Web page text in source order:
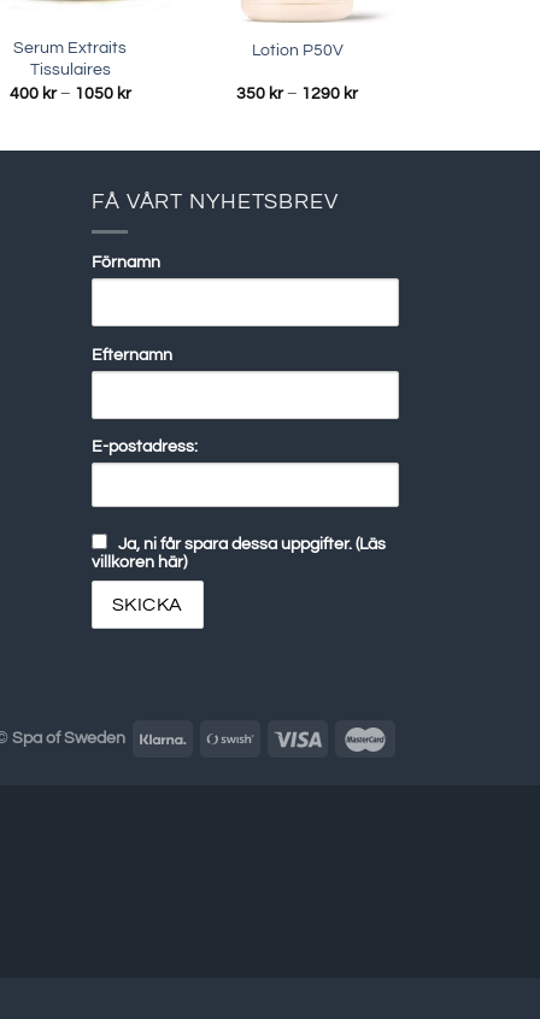
Serum Extraits
Tissulaires
400 kr – 1050 krPrisintervall:
Lotion P50V
350 kr – 1290 krPrisintervall:
FÅ VÅRT NYHETSBREV
Förnamn
Efternamn
E-postadress:
Ja, ni får spara dessa uppgifter. (Läs
villkoren här)
Spa of Sweden